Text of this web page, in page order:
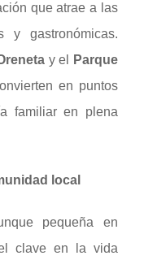
que atrae a las
y gastronómicas.
y el
Parque
en puntos
familiar en plena
local
pequeña en
clave en la vida